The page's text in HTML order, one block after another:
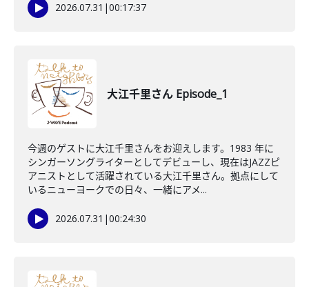
2026.07.31 |00:17:37
大江千里さん Episode_1
今週のゲストに大江千里さんをお迎えします。1983 年に
シンガーソングライターとしてデビューし、現在はJAZZピ
アニストとして活躍されている大江千里さん。拠点にして
いるニューヨークでの日々、一緒にアメ...
2026.07.31 |00:24:30